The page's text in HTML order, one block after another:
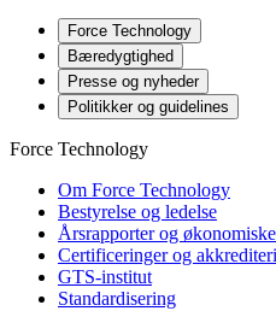
Force Technology
Bæredygtighed
Presse og nyheder
Politikker og guidelines
Force Technology
Om Force Technology
Bestyrelse og ledelse
Årsrapporter og
Certificeringer og
GTS-institut
Standardisering